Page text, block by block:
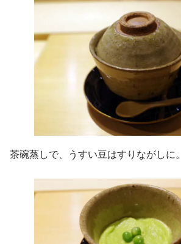
茶碗蒸しで、うすい豆はすりながしに。